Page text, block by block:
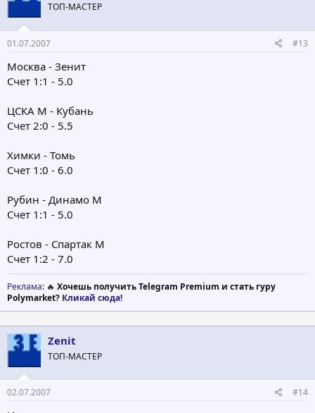
ТОП-МАСТЕР
01.07.2007 #13
Москва - Зенит
Счет 1:1 - 5.0
ЦСКА М - Кубань
Счет 2:0 - 5.5
Химки - Томь
Счет 1:0 - 6.0
Рубин - Динамо М
Счет 1:1 - 5.0
Ростов - Спартак М
Счет 1:2 - 7.0
Реклама: 🔥 Хочешь получить Telegram Premium и стать гуру
Polymarket? Кликай сюда!
Zenit
ТОП-МАСТЕР
02.07.2007 #14